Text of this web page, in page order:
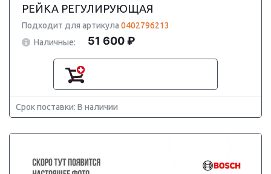
РЕЙКА РЕГУЛИРУЮЩАЯ
Подходит для артикула 0402796213
Наличные:
51 600 ₽
Срок поставки: В наличии